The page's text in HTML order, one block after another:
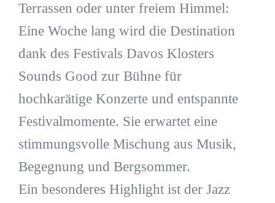
Terrassen oder unter freiem Himmel:
Eine Woche lang wird die Destination
dank des Festivals Davos Klosters
Sounds Good zur Bühne für
hochkarätige Konzerte und entspannte
Festivalmomente. Sie erwartet eine
stimmungsvolle Mischung aus Musik,
Begegnung und Bergsommer.
Ein besonderes Highlight ist der Jazz